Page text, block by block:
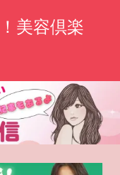
美容倶楽